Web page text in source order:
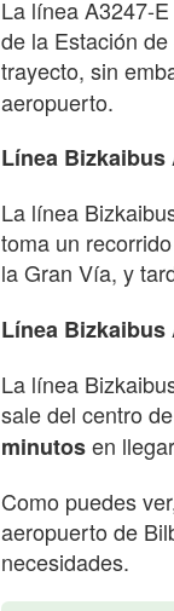
La línea A3247-
de la Estación
trayecto, sin
aeropuerto.
Línea Bizkaibus
La línea
toma un
la Gran Vía, y
Línea Bizkaibus
La línea
sale del centro
minutosen
Como puedes
aeropuerto de
necesidades.